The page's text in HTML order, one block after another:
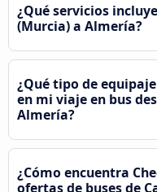
¿Qué servicios
(Murcia) a Almería?
¿Qué tipo de
en mi viaje en bus
Almería?
¿Cómo encuentra
ofertas de buses de